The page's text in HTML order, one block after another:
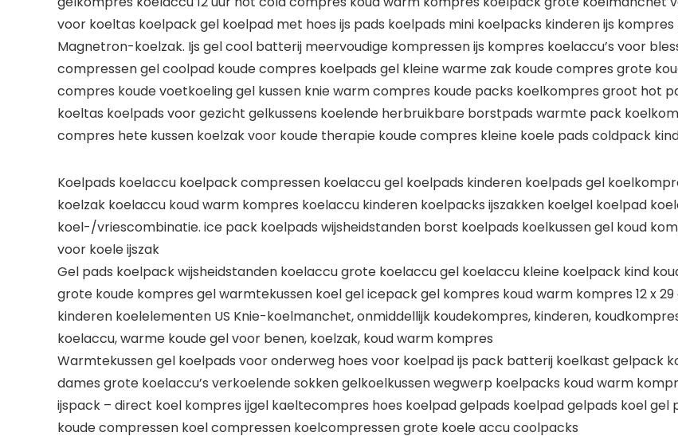
voor koeltas koelpack gel koelpad met hoes ijs pads koelpads mini koelpacks kinderen ijs
Magnetron-koelzak. Ijs gel cool batterij meervoudige kompressen ijs kompres koelaccu’s voor
compressen gel coolpad koude compres koelpads gel kleine warme zak koude compres grote
compres koude voetkoeling gel kussen knie warm compres koude packs koelkompres groot hot
koeltas koelpads voor gezicht gelkussens koelende herbruikbare borstpads warmte pack
compres hete kussen koelzak voor koude therapie koude compres kleine koele pads coldpack
Koelpads koelaccu koelpack compressen koelaccu gel koelpads kinderen koelpads gel
koelzak koelaccu koud warm kompres koelaccu kinderen koelpacks ijszakken koelgel koelpad
koel-/vriescombinatie. ice pack koelpads wijsheidstanden borst koelpads koelkussen gel koud
voor koele ijszak
Gel pads koelpack wijsheidstanden koelaccu grote koelaccu gel koelaccu kleine koelpack kind
grote koude kompres gel warmtekussen koel gel icepack gel kompres koud warm kompres 12 x
kinderen koelelementen US Knie-koelmanchet, onmiddellijk koudekompres, kinderen,
koelaccu, warme koude gel voor benen, koelzak, koud warm kompres
Warmtekussen gel koelpads voor onderweg hoes voor koelpad ijs pack batterij koelkast gelpack
dames grote koelaccu’s verkoelende sokken gelkoelkussen wegwerp koelpacks koud warm
ijspack – direct koel kompres ijgel kaeltecompres hoes koelpad gelpads koelpad gelpads koel
koude compressen koel compressen koelcompressen grote koele accu coolpacks